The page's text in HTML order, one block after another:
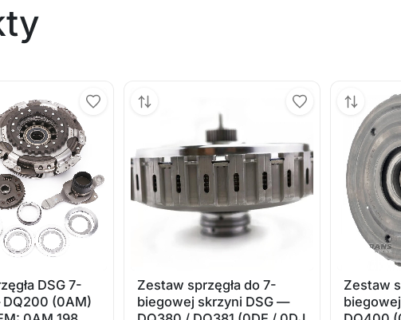
DSG 7-
(0AM)
Zestaw sprzęgła do 7-
biegowej skrzyni DSG —
Zestaw